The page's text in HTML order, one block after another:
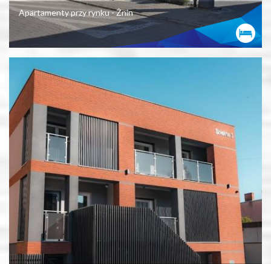
Apartamenty przy rynku - Żnin